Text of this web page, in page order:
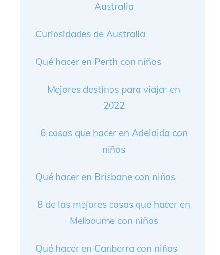
Australia
Curiosidades de Australia
Qué hacer en Perth con niños
Mejores destinos para viajar en
2022
6 cosas que hacer en Adelaida con
niños
Qué hacer en Brisbane con niños
8 de las mejores cosas que hacer en
Melbourne con niños
Qué hacer en Canberra con niños